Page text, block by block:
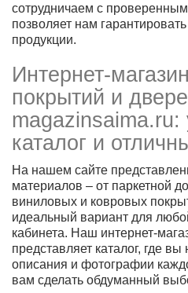
сотрудничаем с
позволяет нам
продукции.
Интернет-
покрытий и
magazinsaima.ru:
каталог и
На нашем сайте
материалов – от паркетной
виниловых и ковровых
идеальный вариант для
кабинета. Наш интернет-
представляет каталог, где
описания и фотографии
вам сделать обдуманный